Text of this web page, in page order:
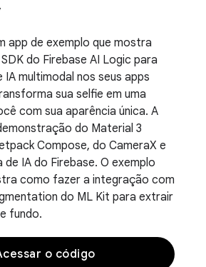
app de exemplo que mostra
do Firebase AI Logic para
multimodal nos seus apps
sua selfie em uma
com sua aparência única. A
do Material 3
Compose, do CameraX e
de IA do Firebase. O exemplo
como fazer a integração com
do ML Kit para extrair
fundo.
o código